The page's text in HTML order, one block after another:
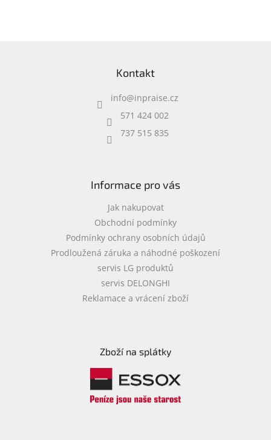
Kontakt
info@inpraise.cz
571 424 002
737 515 835
Informace pro vás
Jak nakupovat
Obchodní podmínky
Podmínky ochrany osobních údajů
Prodloužená záruka a náhodné poškození
servis LG produktů
servis DELONGHI
Reklamace a vrácení zboží
Zboží na splátky